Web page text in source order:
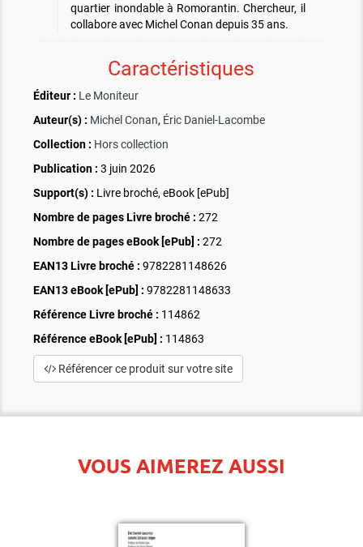
quartier inondable à Romorantin. Chercheur, il
collabore avec Michel Conan depuis 35 ans.
Caractéristiques
Éditeur : Le Moniteur
Auteur(s) : Michel Conan, Éric Daniel-Lacombe
Collection : Hors collection
Publication : 3 juin 2026
Support(s) : Livre broché, eBook [ePub]
Nombre de pages Livre broché : 272
Nombre de pages eBook [ePub] : 272
EAN13 Livre broché : 9782281148626
EAN13 eBook [ePub] : 9782281148633
Référence Livre broché : 114862
Référence eBook [ePub] : 114863
Référencer ce produit sur votre site
VOUS AIMEREZ AUSSI